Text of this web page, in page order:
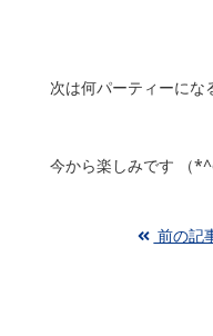
次は何パーティーにな
今から楽しみです （
前の記